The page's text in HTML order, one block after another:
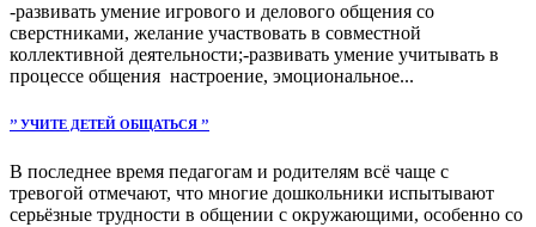
-развивать умение игрового и делового общения со
сверстниками, желание участвовать в совместной
коллективной деятельности;-развивать умение учитывать в
процессе общения настроение, эмоциональное...
’’ УЧИТЕ ДЕТЕЙ ОБЩАТЬСЯ ’’
В последнее время педагогам и родителям всё чаще с
тревогой отмечают, что многие дошкольники испытывают
серьёзные трудности в общении с окружающими, особенно со